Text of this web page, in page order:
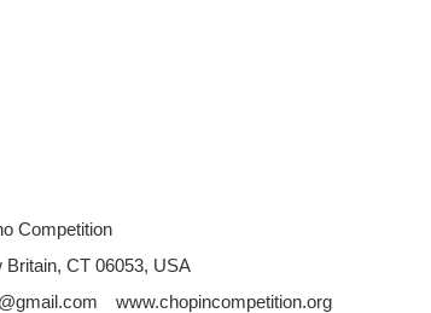
Competition
Britain, CT 06053, USA
www.chopincompetition.org